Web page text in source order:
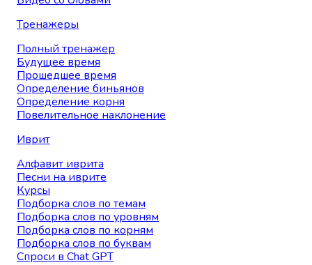
Тренажеры
Полный тренажер
Будущее время
Прошедшее время
Определение биньянов
Определение корня
Повелительное наклонение
Иврит
Алфавит иврита
Песни на иврите
Курсы
Подборка слов по темам
Подборка слов по уровням
Подборка слов по корням
Подборка слов по буквам
Спроси в Chat GPT